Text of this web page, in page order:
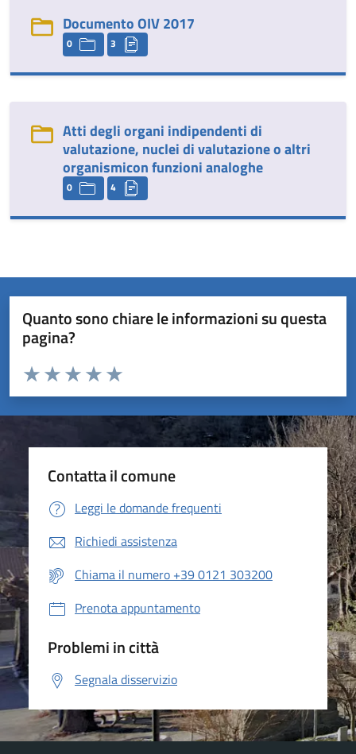
Documento OIV 2017
0 3
Atti degli organi indipendenti di
valutazione, nuclei di valutazione o altri
organismicon funzioni analoghe
0 4
Quanto sono chiare le informazioni su questa
pagina?
Valuta da 1 a 5 stelle la pagina
Valuta 5 stelle su 5
Valuta 4 stelle su 5
Valuta 3 stelle su 5
Valuta 2 stelle su 5
Valuta 1 stelle su 5
Contatta il comune
Leggi le domande frequenti
Richiedi assistenza
Chiama il numero +39 0121 303200
Prenota appuntamento
Problemi in città
Segnala disservizio